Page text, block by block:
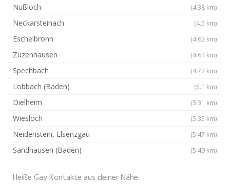
Nußloch (4.38 km)
Neckarsteinach (4.5 km)
Eschelbronn (4.62 km)
Zuzenhausen (4.64 km)
Spechbach (4.72 km)
Lobbach (Baden) (5.1 km)
Dielheim (5.31 km)
Wiesloch (5.35 km)
Neidenstein, Elsenzgau (5.47 km)
Sandhausen (Baden) (5.49 km)
Heiße Gay Kontakte aus deiner Nähe